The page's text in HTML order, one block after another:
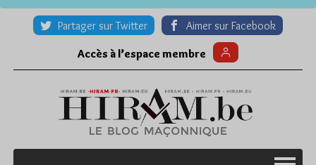
Partager sur Twitter Aimer sur Facebook
Accès à l’espace membre